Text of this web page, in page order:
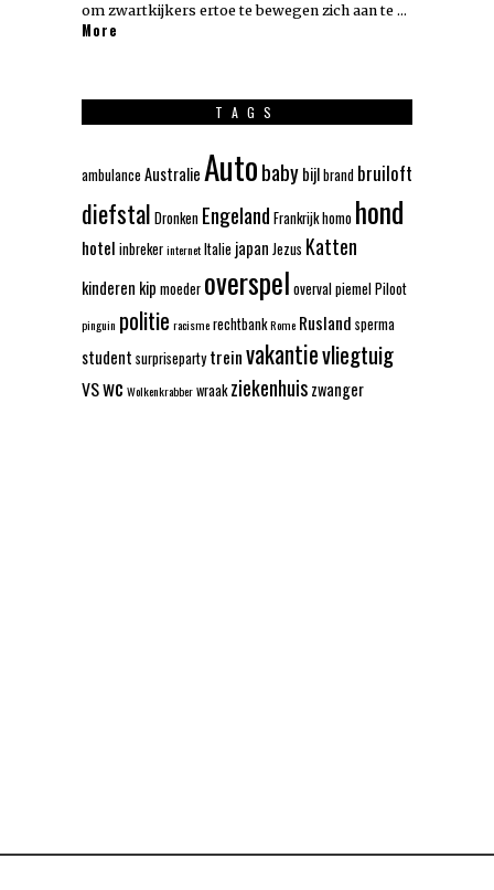
om zwartkijkers ertoe te bewegen zich aan te …
More
TAGS
ambulance AustralieAutobabybijlbrand bruiloft
diefstal Dronken Engeland Frankrijkhomo hond
hotel inbrekerinternetItalie japan Jezus Katten
kinderen kip moeder overspel overvalpiemelPiloot
pinguin politie racismerechtbankRome Rusland sperma
student surpriseparty treinvakantievliegtuig
VSwc Wolkenkrabberwraak ziekenhuiszwanger